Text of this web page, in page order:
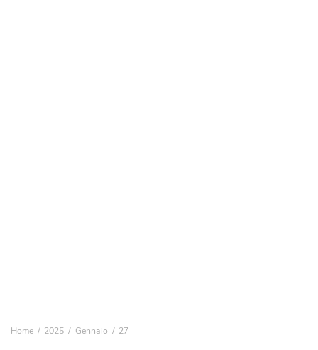
Home 2025 Gennaio 27